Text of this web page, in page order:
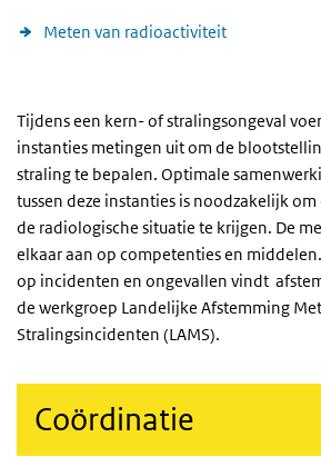
Meten van radioactiviteit
Tijdens een kern- of stralingsongeval
instanties metingen uit om de
straling te bepalen. Optimale
tussen deze instanties is noodzakelijk
de radiologische situatie te krijgen. De
elkaar aan op competenties en
op incidenten en ongevallen vindt
de werkgroep Landelijke Afstemming
Stralingsincidenten (LAMS).
Coördinatie